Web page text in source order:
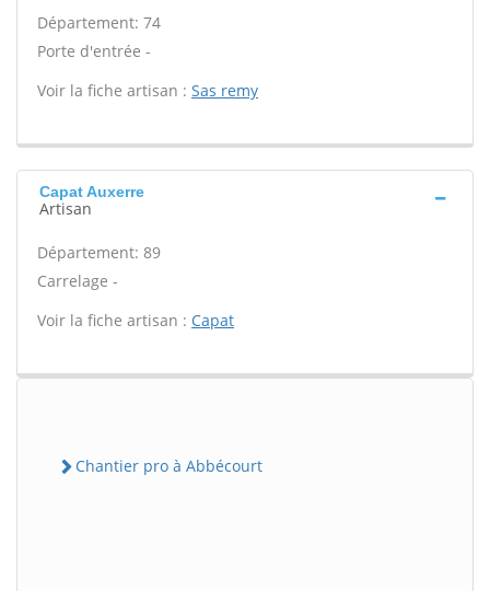
Département: 74
Porte d'entrée -
Voir la fiche artisan : Sas remy
Capat Auxerre
Artisan
Département: 89
Carrelage -
Voir la fiche artisan : Capat
Chantier pro à Abbécourt